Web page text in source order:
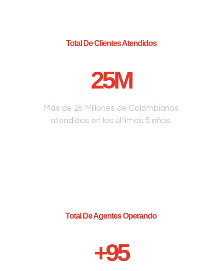
Total De Clientes Atendidos
25M
Más de 25 Millones de Colombianos
atendidos en los últimos 5 años.
Total De Agentes Operando
+95